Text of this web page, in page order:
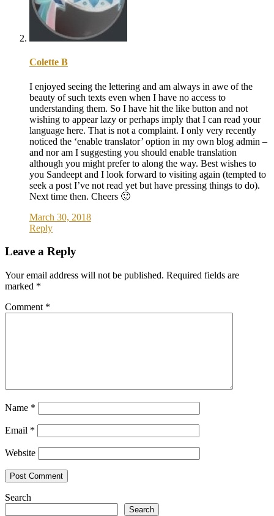
Colette B
I enjoyed seeing the lettering and am always in awe of the
beauty of such texts even when I have no access to
understanding them. So I have hit the like button and not
wishing to appear lazy or perhaps imply that I can read your
language here. That is not a complaint. I only very recently
noticed the ‘enable translator’ option in my own blog admin –
and nor am I suggesting you should enable translation
although you might prefer to along the way. Best wishes to
you Sandeept and I look forward to visiting again (tempted to
seek a post I’ve not read yet but have pressing things to do).
Next time then. Cheers 🙂
March 30, 2018
Reply
Leave a Reply
Your email address will not be published. Required fields are
marked *
Comment *
Name *
Email *
Website
Search
Search